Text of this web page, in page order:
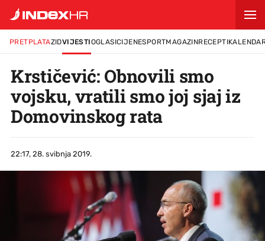
PRETPLATAZIDVIJESTIOGLASICIJENESPORTMAGAZINRECEPTI
Krstičević: Obnovili smo
vojsku, vratili smo joj sjaj iz
Domovinskog rata
22:17, 28. svibnja 2019.